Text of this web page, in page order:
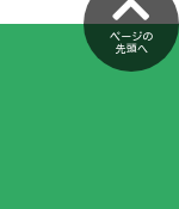
ページの
先頭へ